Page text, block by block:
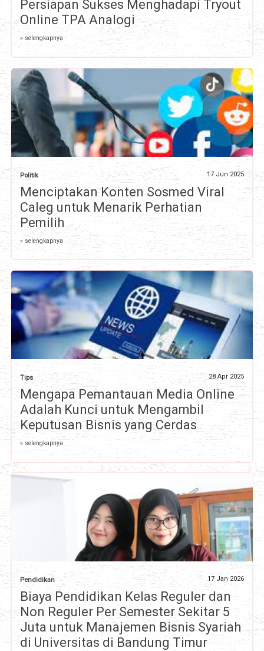
Persiapan Sukses Menghadapi Tryout
Online TPA Analogi
» selengkapnya
Politik 17 Jun 2025
Menciptakan Konten Sosmed Viral
Caleg untuk Menarik Perhatian
Pemilih
» selengkapnya
Tips 28 Apr 2025
Mengapa Pemantauan Media Online
Adalah Kunci untuk Mengambil
Keputusan Bisnis yang Cerdas
» selengkapnya
Pendidikan 17 Jan 2026
Biaya Pendidikan Kelas Reguler dan
Non Reguler Per Semester Sekitar 5
Juta untuk Manajemen Bisnis Syariah
di Universitas di Bandung Timur